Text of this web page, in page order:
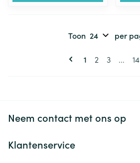
Pagina's
U lees
1 Pagina
2 Pagina
3 ... 14
Toon per
Neem contact met ons op
Klantenservice